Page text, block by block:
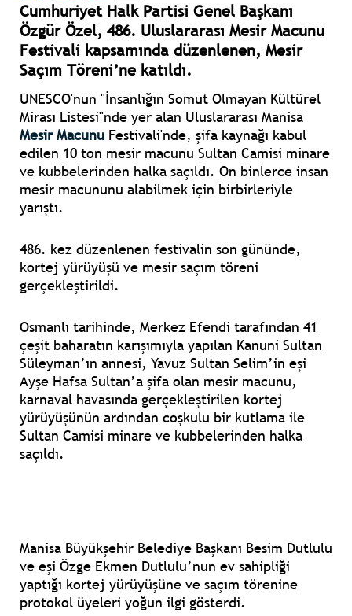
Cumhuriyet Halk Partisi Genel Başkanı
Özgür Özel, 486. Uluslararası Mesir Macunu
Festivali kapsamında düzenlenen, Mesir
Saçım Töreni’ne katıldı.
UNESCO'nun "İnsanlığın Somut Olmayan Kültürel
Mirası Listesi"nde yer alan Uluslararası Manisa
Mesir Macunu Festivali'nde, şifa kaynağı kabul
edilen 10 ton mesir macunu Sultan Camisi minare
ve kubbelerinden halka saçıldı. On binlerce insan
mesir macununu alabilmek için birbirleriyle
yarıştı.
486. kez düzenlenen festivalin son gününde,
kortej yürüyüşü ve mesir saçım töreni
gerçekleştirildi.
Osmanlı tarihinde, Merkez Efendi tarafından 41
çeşit baharatın karışımıyla yapılan Kanuni Sultan
Süleyman’ın annesi, Yavuz Sultan Selim’in eşi
Ayşe Hafsa Sultan’a şifa olan mesir macunu,
karnaval havasında gerçekleştirilen kortej
yürüyüşünün ardından coşkulu bir kutlama ile
Sultan Camisi minare ve kubbelerinden halka
saçıldı.
Manisa Büyükşehir Belediye Başkanı Besim Dutlulu
ve eşi Özge Ekmen Dutlulu’nun ev sahipliği
yaptığı kortej yürüyüşüne ve saçım törenine
protokol üyeleri yoğun ilgi gösterdi.